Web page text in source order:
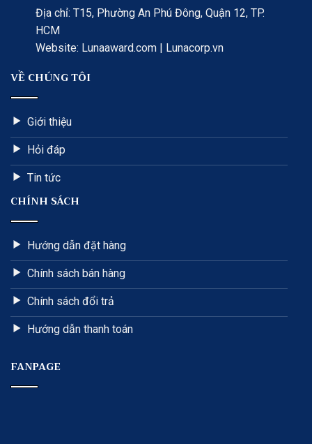
Địa chỉ: T15, Phường An Phú Đông, Quận 12, TP.
HCM
Website: Lunaaward.com | Lunacorp.vn
VỀ CHÚNG TÔI
Giới thiệu
Hỏi đáp
Tin tức
CHÍNH SÁCH
Hướng dẫn đặt hàng
Chính sách bán hàng
Chính sách đổi trả
Hướng dẫn thanh toán
FANPAGE